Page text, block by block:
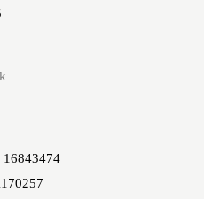
16843474